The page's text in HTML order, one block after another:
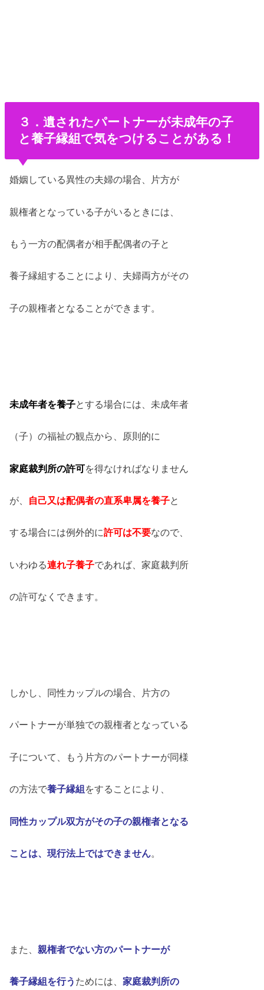
３．遺されたパートナーが未成年の子
と養子縁組で気をつけることがある！
婚姻している異性の夫婦の場合、片方が
親権者となっている子がいるときには、
もう一方の配偶者が相手配偶者の子と
養子縁組することにより、夫婦両方がその
子の親権者となることができます。
未成年者を養子とする場合には、未成年者
（子）の福祉の観点から、原則的に
家庭裁判所の許可を得なければなりません
が、 自己又は配偶者の直系卑属を養子と
する場合には例外的に許可は不要なので、
いわゆる連れ子養子であれば、家庭裁判所
の許可なくできます。
しかし、同性カップルの場合、片方の
パートナーが単独での親権者となっている
子について、もう片方のパートナーが同様
の方法で養子縁組をすることにより、
同性カップル双方がその子の親権者となる
ことは、現行法上ではできません。
また、親権者でない方のパートナーが
養子縁組を行う ためには、家庭裁判所の